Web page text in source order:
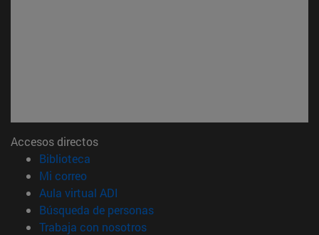
Accesos directos
Biblioteca
Mi correo(abre en nueva ventana)
Aula virtual ADI
Búsqueda de personas(abre en nueva ventana)
Trabaja con nosotros(abre en nueva ventana)